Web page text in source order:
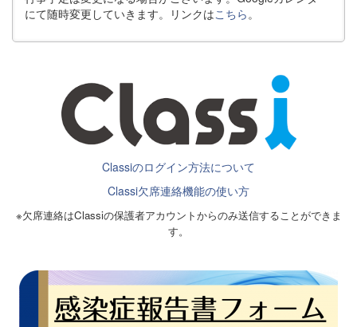
にて随時変更していきます。リンクはこちら 。
Classiのログイン方法について
Classi欠席連絡機能の使い方
※欠席連絡はClassiの保護者アカウントからのみ送信することができま
す。